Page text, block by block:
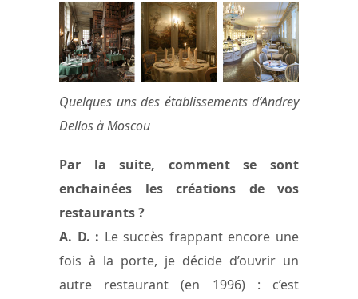
Quelques uns des établissements d’Andrey
Dellos à Moscou
Par la suite, comment se sont
enchainées les créations de vos
restaurants ?
A. D. : Le succès frappant encore une
fois à la porte, je décide d’ouvrir un
autre restaurant (en 1996) : c’est